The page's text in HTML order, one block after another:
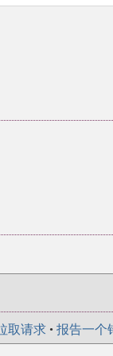
取请求 • 报告一个